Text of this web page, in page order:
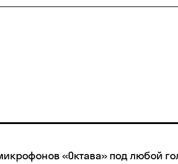
«Октава» под любой